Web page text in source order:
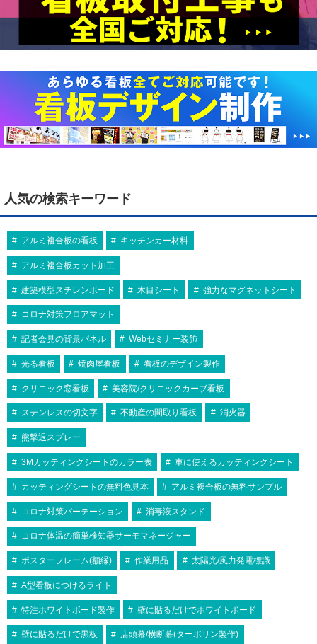
人気の検索キーワード
アルミ複合板の看板 キッチンカー材料
アルミ複合板カット加工
建築模型スチレンボード 木目シート 強力なマグネットシート
コロナ対策フロアマット
記者会見の背景パネル Webセミナー装飾
光る看板 焼肉屋看板 看板のデザイン製作
クリニック窓看板 美容院/クリニックカーブ看板
ステンレスの切文字 不動産の間取り看板 消火器
熊撃退スプレー
3Mカッティングシートのカラー表 車に使えるカッティングシート
カッティングシートの無料色見本 アルミ複合板の無料サンプル
コロナ対策パーテーション 消毒液スタンド
コロナ体温の簡単検知器サーモマネージャー
ポスターフレーム(額縁) 作業用品 太陽光/風力発電標識
A型看板につけるライト
特注ホワイトボード製作 壁に貼るだけでホワイトボード
壁に貼るだけで黒板 店頭幕/横断幕(ターポリン製作)